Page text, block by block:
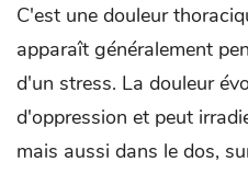
C'est une douleur
apparaît généralement
d'un stress. La douleur
d'oppression et peut
mais aussi dans le dos,